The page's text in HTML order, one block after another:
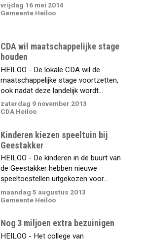
vrijdag 16 mei 2014
Gemeente Heiloo
CDA wil maatschappelijke stage
houden
HEILOO - De lokale CDA wil de
maatschappelijke stage voortzetten,
ook nadat deze landelijk wordt...
zaterdag 9 november 2013
CDA Heiloo
Kinderen kiezen speeltuin bij
Geestakker
HEILOO - De kinderen in de buurt van
de Geestakker hebben nieuwe
speeltoestellen uitgekozen voor...
maandag 5 augustus 2013
Gemeente Heiloo
Nog 3 miljoen extra bezuinigen
HEILOO - Het college van